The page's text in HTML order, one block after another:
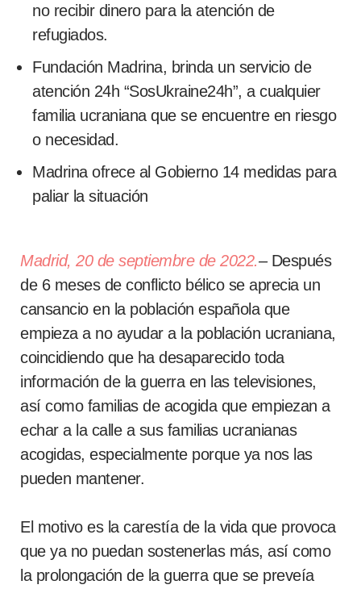
no recibir dinero para la atención de
refugiados.
Fundación Madrina, brinda un servicio de
atención 24h “SosUkraine24h”, a cualquier
familia ucraniana que se encuentre en riesgo
o necesidad.
Madrina ofrece al Gobierno 14 medidas para
paliar la situación
Madrid, 20 de septiembre de 2022.–Después
de 6 meses de conflicto bélico se aprecia un
cansancio en la población española que
empieza a no ayudar a la población ucraniana,
coincidiendo que ha desaparecido toda
información de la guerra en las televisiones,
así como familias de acogida que empiezan a
echar a la calle a sus familias ucranianas
acogidas, especialmente porque ya nos las
pueden mantener.
El motivo es la carestía de la vida que provoca
que ya no puedan sostenerlas más, así como
la prolongación de la guerra que se preveía